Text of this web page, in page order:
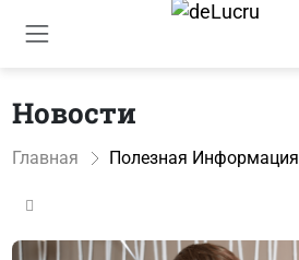
Новости
Главная Полезная Информация